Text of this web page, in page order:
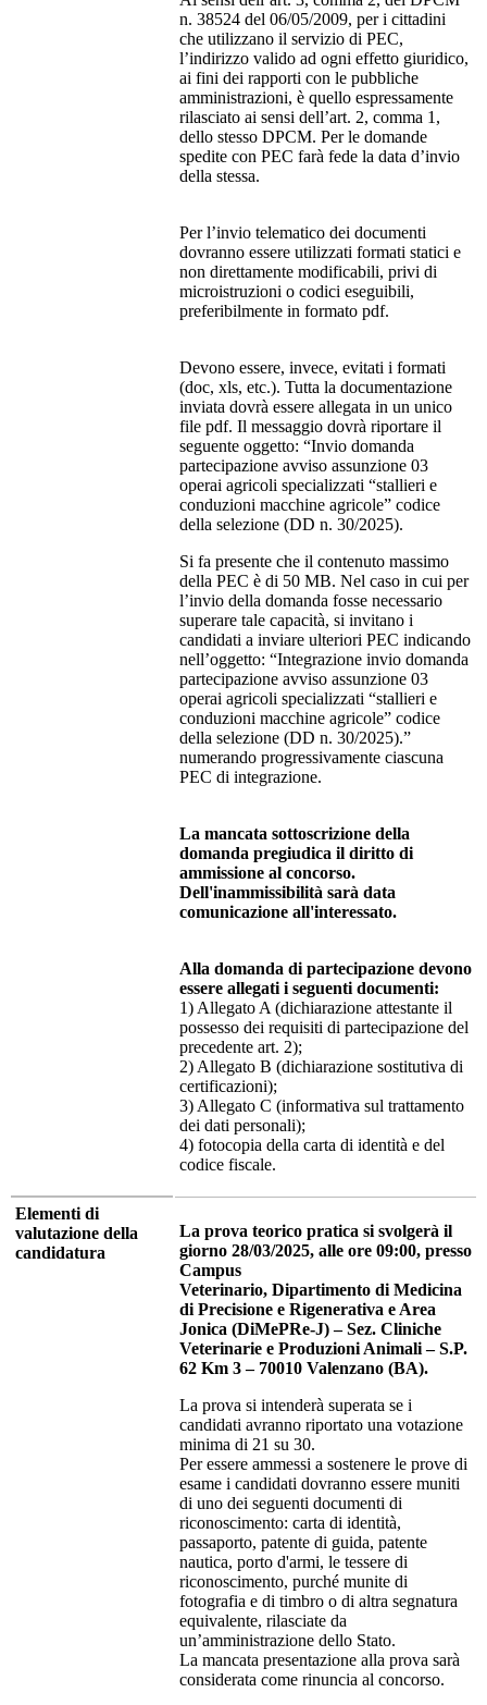
n. 38524 del 06/05/2009, per i cittadini
che utilizzano il servizio di PEC,
l’indirizzo valido ad ogni effetto giuridico,
ai fini dei rapporti con le pubbliche
amministrazioni, è quello espressamente
rilasciato ai sensi dell’art. 2, comma 1,
dello stesso DPCM. Per le domande
spedite con PEC farà fede la data d’invio
della stessa.
Per l’invio telematico dei documenti
dovranno essere utilizzati formati statici e
non direttamente modificabili, privi di
microistruzioni o codici eseguibili,
preferibilmente in formato pdf.
Devono essere, invece, evitati i formati
(doc, xls, etc.). Tutta la documentazione
inviata dovrà essere allegata in un unico
file pdf. Il messaggio dovrà riportare il
seguente oggetto: “Invio domanda
partecipazione avviso assunzione 03
operai agricoli specializzati “stallieri e
conduzioni macchine agricole” codice
della selezione (DD n. 30/2025).
Si fa presente che il contenuto massimo
della PEC è di 50 MB. Nel caso in cui per
l’invio della domanda fosse necessario
superare tale capacità, si invitano i
candidati a inviare ulteriori PEC indicando
nell’oggetto: “Integrazione invio domanda
partecipazione avviso assunzione 03
operai agricoli specializzati “stallieri e
conduzioni macchine agricole” codice
della selezione (DD n. 30/2025).”
numerando progressivamente ciascuna
PEC di integrazione.
La mancata sottoscrizione della
domanda pregiudica il diritto di
ammissione al concorso.
Dell'inammissibilità sarà data
comunicazione all'interessato.
Alla domanda di partecipazione devono
essere allegati i seguenti documenti:
1) Allegato A (dichiarazione attestante il
possesso dei requisiti di partecipazione del
precedente art. 2);
2) Allegato B (dichiarazione sostitutiva di
certificazioni);
3) Allegato C (informativa sul trattamento
dei dati personali);
4) fotocopia della carta di identità e del
codice fiscale.
Elementi di
valutazione della
candidatura
La prova teorico pratica si svolgerà il
giorno 28/03/2025, alle ore 09:00, presso
Campus
Veterinario, Dipartimento di Medicina
di Precisione e Rigenerativa e Area
Jonica (DiMePRe-J) – Sez. Cliniche
Veterinarie e Produzioni Animali – S.P.
62 Km 3 – 70010 Valenzano (BA).
La prova si intenderà superata se i
candidati avranno riportato una votazione
minima di 21 su 30.
Per essere ammessi a sostenere le prove di
esame i candidati dovranno essere muniti
di uno dei seguenti documenti di
riconoscimento: carta di identità,
passaporto, patente di guida, patente
nautica, porto d'armi, le tessere di
riconoscimento, purché munite di
fotografia e di timbro o di altra segnatura
equivalente, rilasciate da
un’amministrazione dello Stato.
La mancata presentazione alla prova sarà
considerata come rinuncia al concorso.